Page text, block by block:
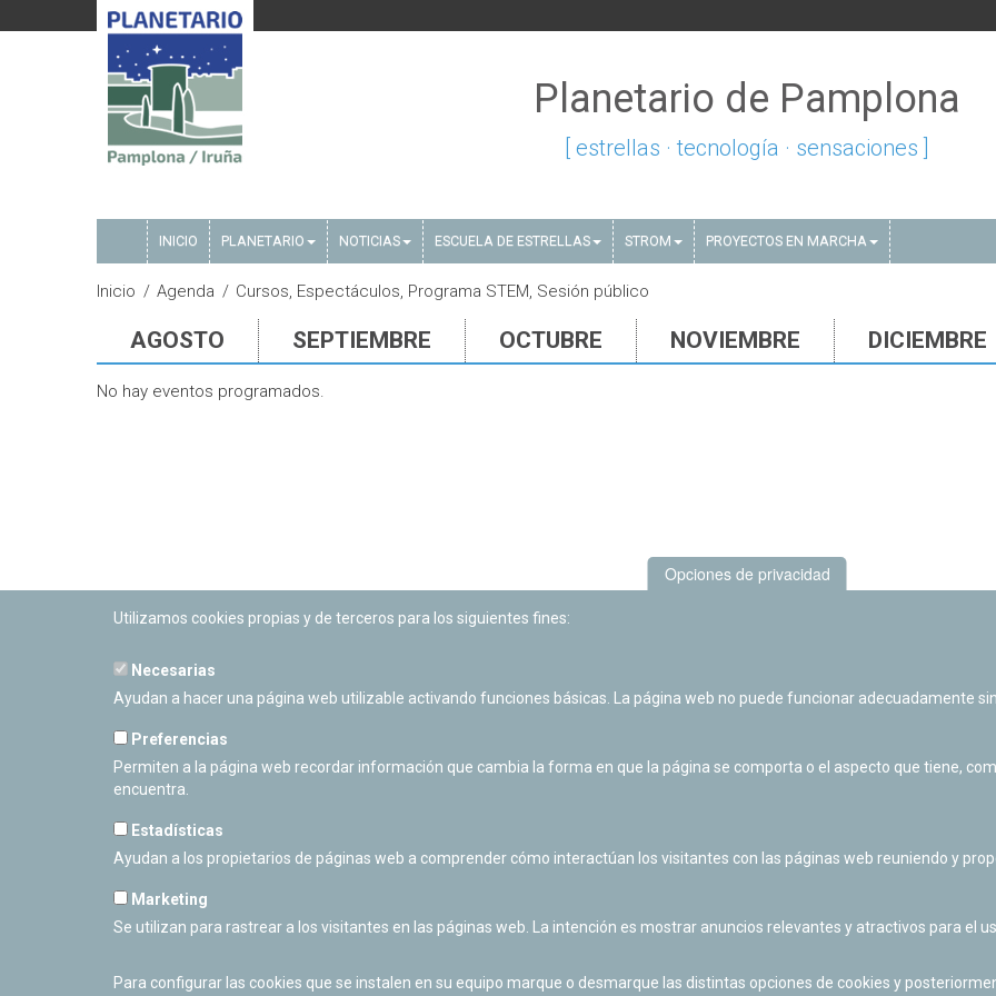
Planetario de Pamplona
[ estrellas · tecnología · sensaciones ]
INICIO PLANETARIO NOTICIAS ESCUELA DE ESTRELLAS STROM PROYECTOS EN MARCHA
Inicio Agenda Cursos, Espectáculos, Programa STEM, Sesión público
AGOSTO SEPTIEMBRE OCTUBRE NOVIEMBRE DICIEMBRE
No hay eventos programados.
PLANETARIO DE PAMPLONA
Calle Sancho RamÃ­rez, s/n
Cerrado Temporalmente
Opciones de privacidad
Utilizamos cookies propias y de terceros para los siguientes fines:
Necesarias
Ayudan a hacer una página web utilizable activando funciones básicas. La página web no puede funcionar adecuadamente
Preferencias
Permiten a la página web recordar información que cambia la forma en que la página se comporta o el aspecto que tiene,
encuentra.
Estadísticas
Ayudan a los propietarios de páginas web a comprender cómo interactúan los visitantes con las páginas web reuniendo y
Marketing
Se utilizan para rastrear a los visitantes en las páginas web. La intención es mostrar anuncios relevantes y atractivos para el
Para configurar las cookies que se instalen en su equipo marque o desmarque las distintas opciones de cookies y